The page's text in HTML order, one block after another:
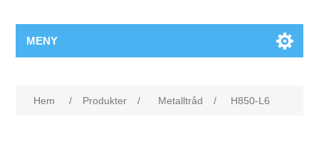
MENY
Hem / Produkter / Metalltråd / H850-L6